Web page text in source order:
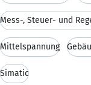
Mess-, Steuer- und
Mittelspannung
Simatic